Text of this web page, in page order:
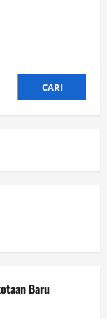
CARI
Baru